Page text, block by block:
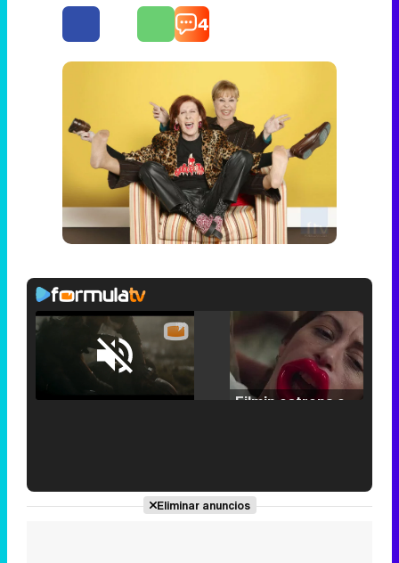
4
Unmute /
Loaded :
'120 Minutos' celebra sus 2.000 programas en Telemadrid con un vídeo del día a día en la redacción
Eliminar anuncios